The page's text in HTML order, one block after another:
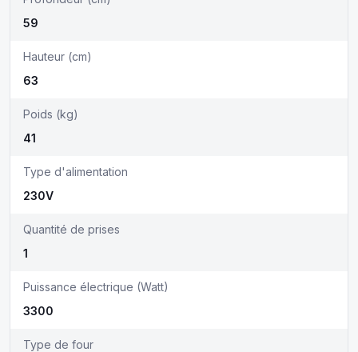
59
Hauteur (cm)
63
Poids (kg)
41
Type d'alimentation
230V
Quantité de prises
1
Puissance électrique (Watt)
3300
Type de four